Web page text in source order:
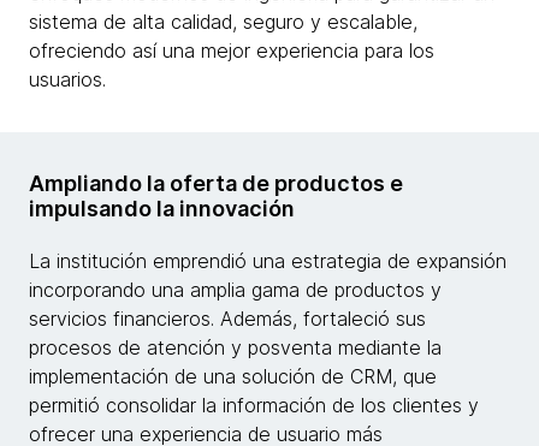
sistema de alta calidad, seguro y escalable,
ofreciendo así una mejor experiencia para los
usuarios.
Ampliando la oferta de productos e
impulsando la innovación
La institución emprendió una estrategia de expansión
incorporando una amplia gama de productos y
servicios financieros. Además, fortaleció sus
procesos de atención y posventa mediante la
implementación de una solución de CRM, que
permitió consolidar la información de los clientes y
ofrecer una experiencia de usuario más